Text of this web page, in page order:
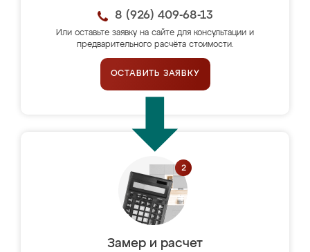
8 (926) 409-68-13
Или оставьте заявку на сайте для консультации и
предварительного расчёта стоимости.
ОСТАВИТЬ ЗАЯВКУ
Замер и расчет